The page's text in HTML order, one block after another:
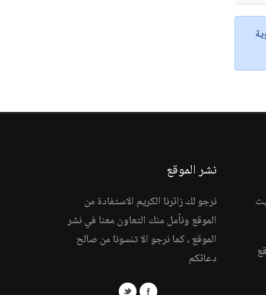
نشر الموقع
نرجو لك زائرنا الكريم الاستفادة من
الموقع ونأمل منك التعاون معنا في نشر
الموقع ، كما نرجو الا تنسونا من صالح
دعائكم